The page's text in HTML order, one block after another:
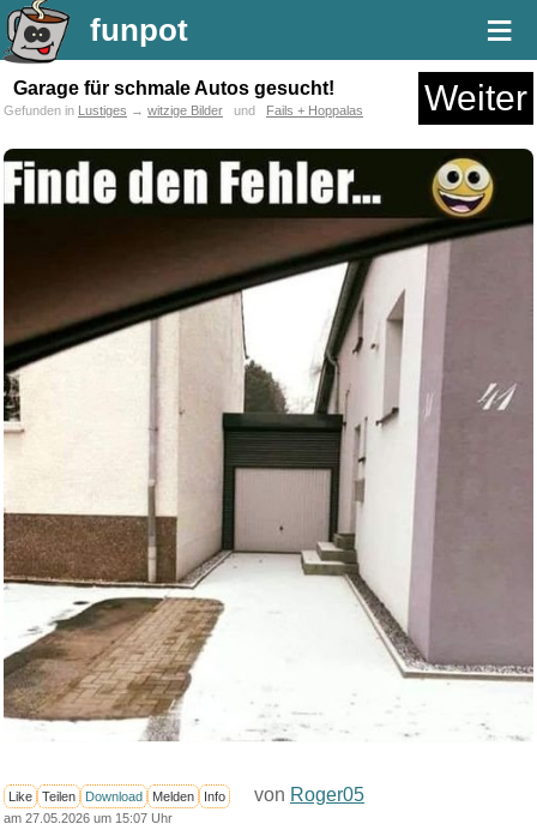
funpot ≡
Garage für schmale Autos gesucht! Weiter
Gefunden in Lustiges → witzige Bilder und Fails + Hoppalas
Like Teilen Download Melden Info von Roger05
am 27.05.2026 um 15:07 Uhr